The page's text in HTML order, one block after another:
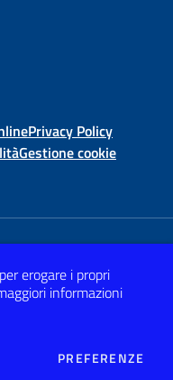
Privacy Policy
Gestione cookie
82009120120
Designers Italia
erogare i propri
informazioni
PREFERENZE